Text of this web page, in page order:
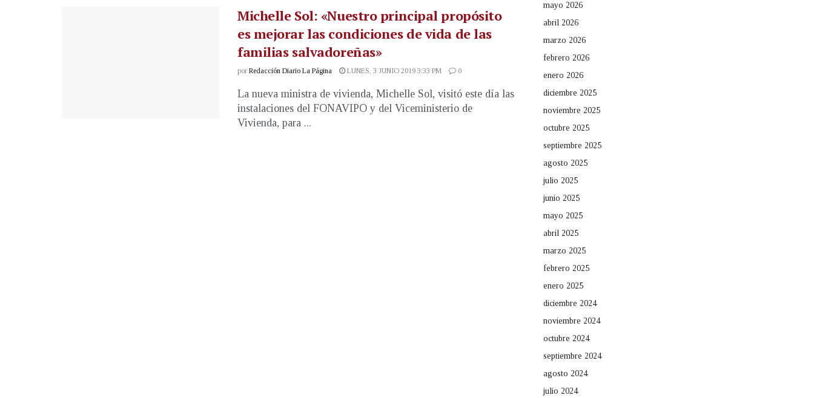
Michelle Sol: «Nuestro principal propósito
es mejorar las condiciones de vida de las
familias salvadoreñas»
por Redacción Diario La Página LUNES, 3 JUNIO 2019 3:33 PM 0
La nueva ministra de vivienda, Michelle Sol, visitó este día las
instalaciones del FONAVIPO y del Viceministerio de
Vivienda, para ...
mayo 2026
abril 2026
marzo 2026
febrero 2026
enero 2026
diciembre 2025
noviembre 2025
octubre 2025
septiembre 2025
agosto 2025
julio 2025
junio 2025
mayo 2025
abril 2025
marzo 2025
febrero 2025
enero 2025
diciembre 2024
noviembre 2024
octubre 2024
septiembre 2024
agosto 2024
julio 2024